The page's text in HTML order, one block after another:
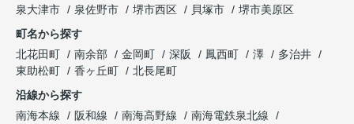
泉大津市
泉佐野市 堺市西区 貝塚市
堺市美原区
町名から探す
北花田町
南余部 金岡町 深阪 鳳西町 澤
多治井
東助松町
香ヶ丘町
北長尾町
沿線から探す
南海本線
阪和線 南海高野線
南海電鉄泉北線